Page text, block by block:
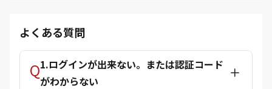
よくある質問
1.ログインが出来ない。または認証コード
がわからない